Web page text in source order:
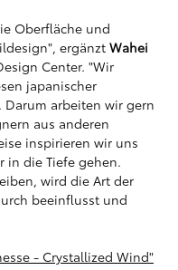
Oberfläche und
ergänzt Wahei
Center. "Wir
japanischer
arbeiten wir gern
aus anderen
inspirieren wir uns
in die Tiefe gehen.
wird die Art der
beeinflusst und
- Crystallized Wind"